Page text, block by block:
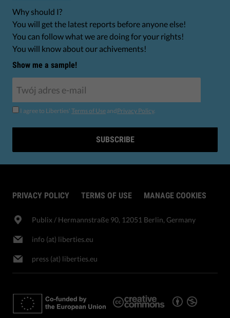
Why should I?
You will get the latest reports before anyone else!
You can follow what we are doing for your rights!
You will know about our achivements!
Show me a sample!
I agree to Liberties' Terms of Use andPrivacy Policy.
SUBSCRIBE
PRIVACY POLICY TERMS OF USE MANAGE COOKIES
Publix​ / Hermannstraße 90, 12051 Berlin, Germany
info (at) liberties.eu
press (at) liberties.eu